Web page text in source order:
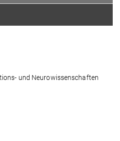
und Neurowissenschaften